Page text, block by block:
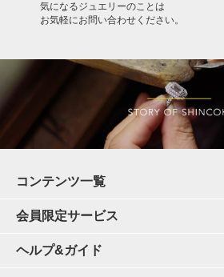
気になるジュエリーのことは
お気軽にお問い合わせください。
コンテンツ一覧
会員限定サービス
ヘルプ&ガイド